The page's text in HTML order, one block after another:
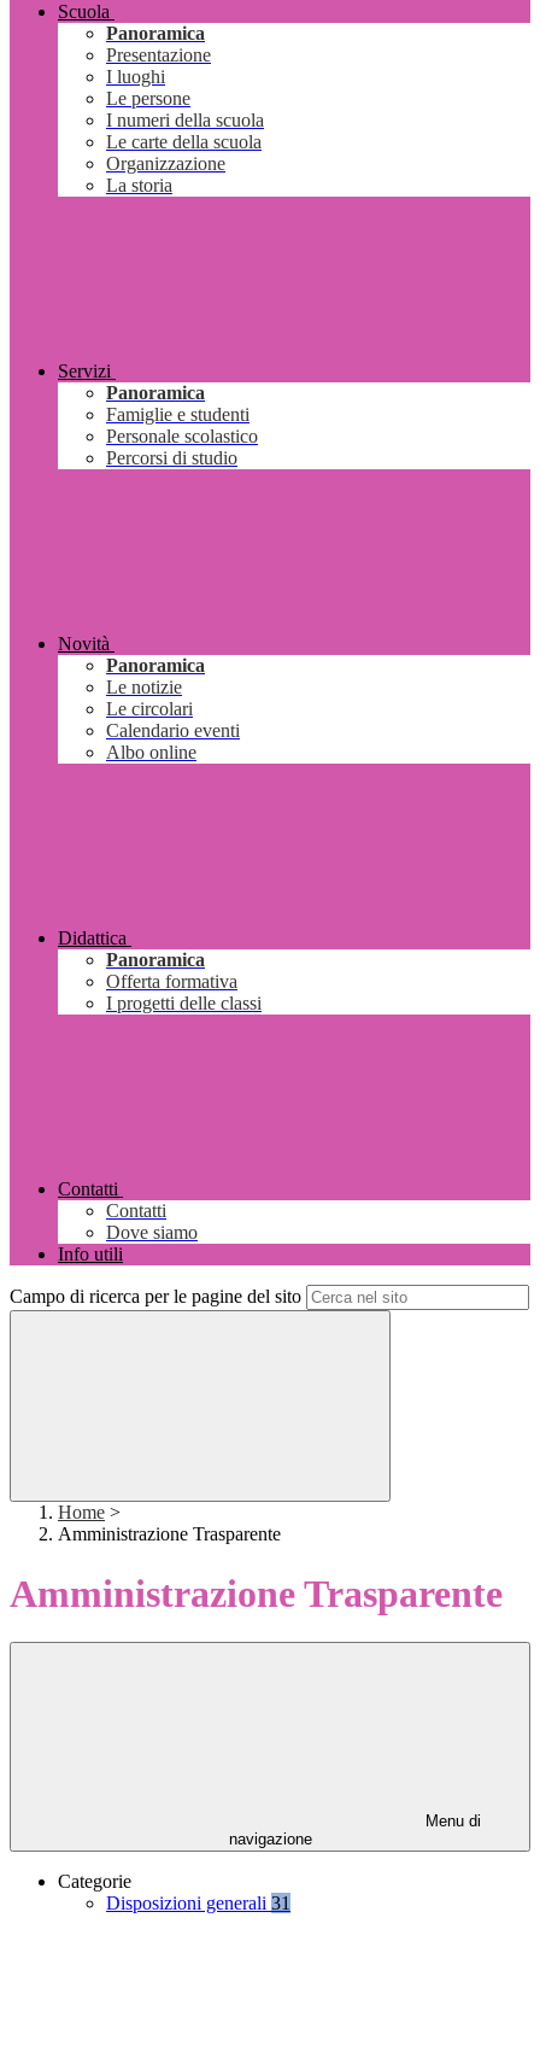
Scuola
Panoramica
Presentazione
I luoghi
Le persone
I numeri della scuola
Le carte della scuola
Organizzazione
La storia
Servizi
Panoramica
Famiglie e studenti
Personale scolastico
Percorsi di studio
Novità
Panoramica
Le notizie
Le circolari
Calendario eventi
Albo online
Didattica
Panoramica
Offerta formativa
I progetti delle classi
Contatti
Contatti
Dove siamo
Info utili
Campo di ricerca per le pagine del sito
Home >
Amministrazione Trasparente
Amministrazione Trasparente
Menu di
navigazione
Categorie
Disposizioni generali 31